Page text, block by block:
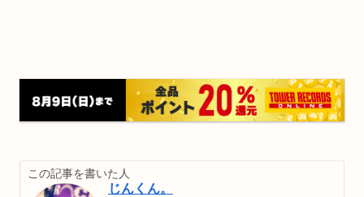
この記事を書いた人
じんくん。